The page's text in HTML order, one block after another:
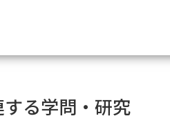
する学問・研究